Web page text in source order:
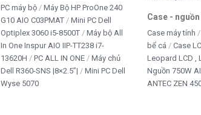
PC máy bộ
Máy Bộ HP ProOne 240
G10 AIO C03PMAT
Mini PC Dell
Optiplex 3060 i5-8500T
Máy bộ All
In One Inspur AIO IIP-TT238 i7-
13620H
PC ALL IN ONE Máy chủ
Dell R360-SNS |8×2.5”|
Mini PC Dell
Wyse 5070
Case -
Case máy tính
bể cá
Case
Leopard LCD ,
Nguồn 750W
ANTEC ZEN